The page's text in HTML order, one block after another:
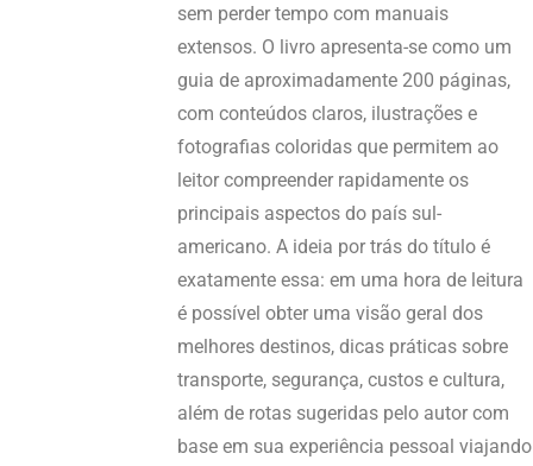
sem perder tempo com manuais
extensos. O livro apresenta-se como um
guia de aproximadamente 200 páginas,
com conteúdos claros, ilustrações e
fotografias coloridas que permitem ao
leitor compreender rapidamente os
principais aspectos do país sul-
americano. A ideia por trás do título é
exatamente essa: em uma hora de leitura
é possível obter uma visão geral dos
melhores destinos, dicas práticas sobre
transporte, segurança, custos e cultura,
além de rotas sugeridas pelo autor com
base em sua experiência pessoal viajando